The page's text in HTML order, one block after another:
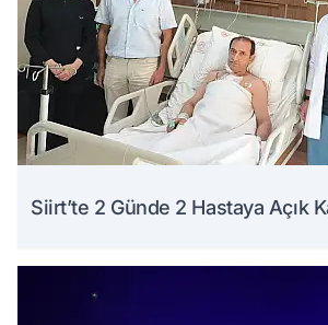
Siirt’te 2 Günde 2 Hastaya Açık